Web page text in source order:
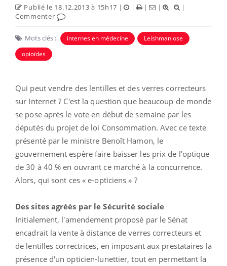
Publié le 18.12.2013 à 15h17 | | | |
|
Commenter
Mots clés : internes en médecine
Leishmaniose
opioïdes
Qui peut vendre des lentilles et des verres correcteurs
sur Internet ? C'est la question que beaucoup de monde
se pose après le vote en début de semaine par les
députés du projet de loi Consommation. Avec ce texte
présenté par le ministre Benoît Hamon, le
gouvernement espère faire baisser les prix de l'optique
de 30 à 40 % en ouvrant ce marché à la concurrence.
Alors, qui sont ces « e-opticiens » ?
Des sites agréés par le Sécurité sociale
Initialement, l'amendement proposé par le Sénat
encadrait la vente à distance de verres correcteurs et
de lentilles correctrices, en imposant aux prestataires la
présence d'un opticien-lunettier, tout en permettant la